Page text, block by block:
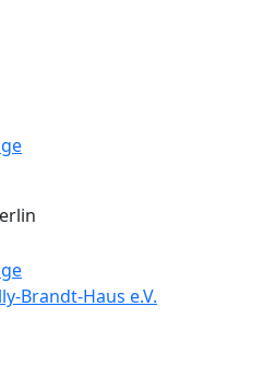
Brandt-Haus e.V.